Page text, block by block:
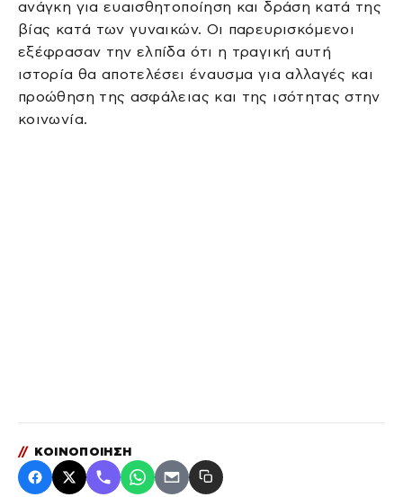
ανάγκη για ευαισθητοποίηση και δράση κατά της
βίας κατά των γυναικών. Οι παρευρισκόμενοι
εξέφρασαν την ελπίδα ότι η τραγική αυτή
ιστορία θα αποτελέσει έναυσμα για αλλαγές και
προώθηση της ασφάλειας και της ισότητας στην
κοινωνία.
// ΚΟΙΝΟΠΟΙΗΣΗ